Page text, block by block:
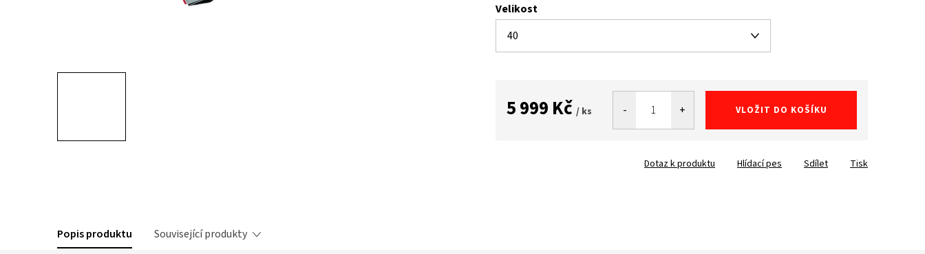
Velikost
5 999 Kč / ks VLOŽIT DO KOŠÍKU
Tisk
Dotaz k produktu Hlídací pes Sdílet
Popis produktu Související produkty